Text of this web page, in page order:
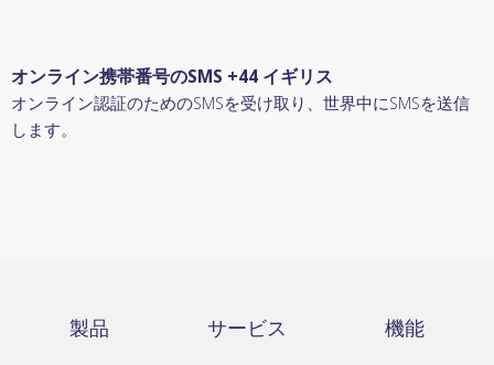
オンライン携帯番号のSMS +44 イギリス
オンライン認証のためのSMSを受け取り、世界中にSMSを送信
します。
製品 サービス 機能